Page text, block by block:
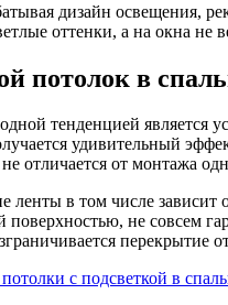
дизайн освещения,
оттенки, а на окна
потолок в
тенденцией является
удивительный
отличается от монтажа
ленты в том числе
поверхностью, не совсем
перекрытие